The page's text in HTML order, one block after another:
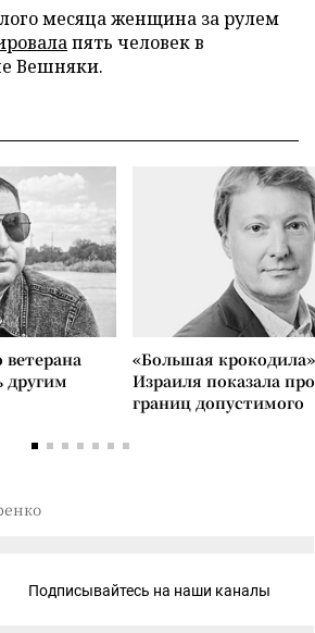
месяца женщина за рулем
пять человек в
Вешняки.
ветерана
«Большая
Израиля показала
границ допустимого
Подписывайтесь на наши каналы